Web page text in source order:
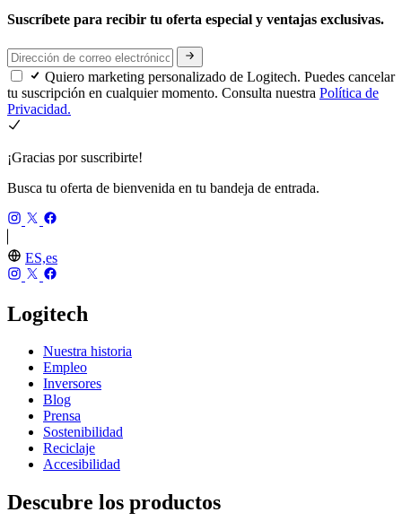
Suscríbete para recibir tu oferta especial y ventajas exclusivas.
Quiero marketing personalizado de Logitech. Puedes cancelar
tu suscripción en cualquier momento. Consulta nuestra Política de
Privacidad.
¡Gracias por suscribirte!
Busca tu oferta de bienvenida en tu bandeja de entrada.
ES,es
Logitech
Nuestra historia
Empleo
Inversores
Blog
Prensa
Sostenibilidad
Reciclaje
Accesibilidad
Descubre los productos